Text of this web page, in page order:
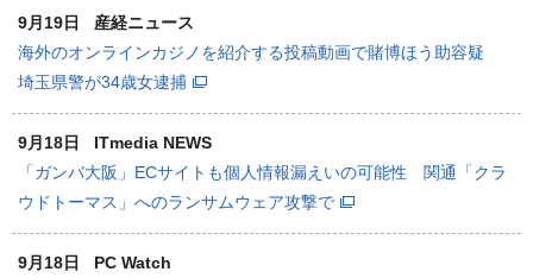
9月19日
産経ニュース
海外のオンラインカジノを紹介する投稿動画で賭博ほう助容疑
埼玉県警が34歳女逮捕
9月18日
ITmedia NEWS
「ガンバ大阪」ECサイトも個人情報漏えいの可能性 関通「クラ
ウドトーマス」へのランサムウェア攻撃で
9月18日
PC Watch